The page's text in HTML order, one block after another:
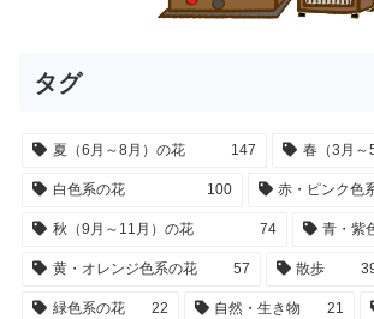
タグ
夏（6月～8月）の花 147 春（3月～
白色系の花 100 赤・ピンク色
秋（9月～11月）の花 74 青・紫
黄・オレンジ色系の花 57 散歩
緑色系の花 22 自然・生き物 21